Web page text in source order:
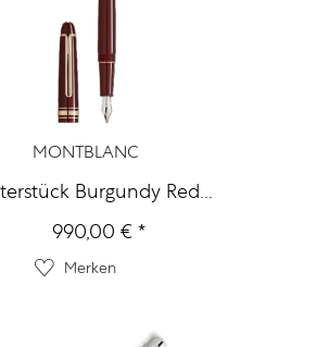
MONTBLANC
Burgundy Red...
990,00 € *
Merken